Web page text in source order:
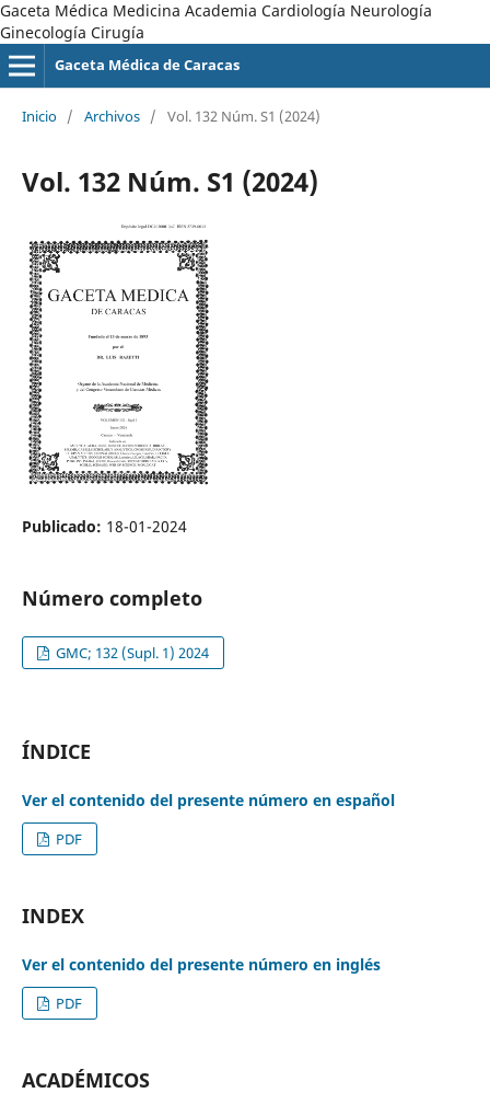
Gaceta Médica Medicina Academia Cardiología Neurología
Ginecología Cirugía
Gaceta Médica de Caracas
Inicio / Archivos / Vol. 132 Núm. S1 (2024)
Vol. 132 Núm. S1 (2024)
Publicado: 18-01-2024
Número completo
GMC; 132 (Supl. 1) 2024
ÍNDICE
Ver el contenido del presente número en español
PDF
INDEX
Ver el contenido del presente número en inglés
PDF
ACADÉMICOS